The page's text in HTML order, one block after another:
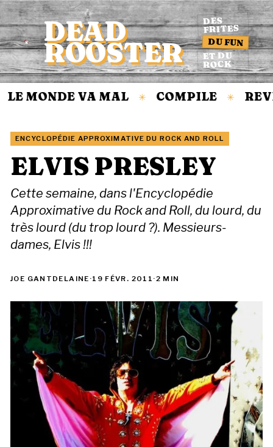
Accueil
DEAD
ROOSTER
DES
FRITES
DU FUN
ET DU
ROCK
MONDE VA MAL ✳ COMPILE ✳
ENCYCLOPÉDIE APPROXIMATIVE DU ROCK AND ROLL
ELVIS PRESLEY
Cette semaine, dans l'Encyclopédie
Approximative du Rock and Roll, du lourd, du
très lourd (du trop lourd ?). Messieurs-
dames, Elvis !!!
JOE GANTDELAINE ·19 FÉVR. 2011 ·2 MIN